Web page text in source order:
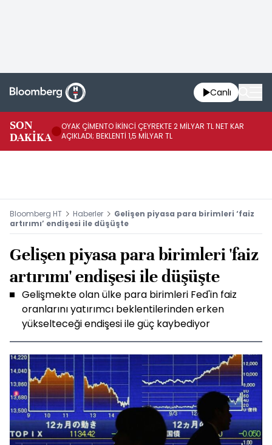
Canlı
SON
DAKİKA
OYAK ÇİMENTO İKİNCİ ÇEYREKTE 2 MİLYAR TL NET KAR
AÇIKLADI; BEKLENTİ 1,5 MİLYAR TL
Bloomberg HT Haberler
Gelişen piyasa para birimleri ‘faiz
artırımı’ endişesi ile düşüşte
Gelişen piyasa para birimleri 'faiz
artırımı' endişesi ile düşüşte
Gelişmekte olan ülke para birimleri Fed'in faiz
oranlarını yatırımcı beklentilerinden erken
yükselteceği endişesi ile güç kaybediyor